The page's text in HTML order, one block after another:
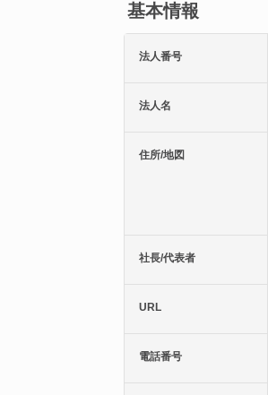
基本情報
法人番号
法人名
住所/地図
社長/代表者
URL
電話番号